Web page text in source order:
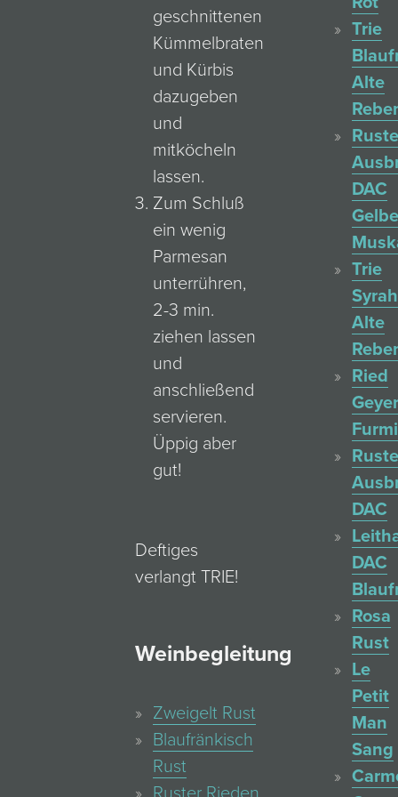
geschnittenen
Kümmelbraten
und Kürbis
dazugeben
und
mitköcheln
lassen.
Zum Schluß
ein wenig
Parmesan
unterrühren,
2-3 min.
ziehen lassen
und
anschließend
servieren.
Üppig aber
gut!
Deftiges
verlangt TRIE!
Weinbegleitung
Zweigelt Rust
Blaufränkisch
Rust
Trie
Alte
DAC
Trie
Syrah
Alte
Ried
DAC
DAC
Rosa
Rust
Le
Petit
Man
Sang